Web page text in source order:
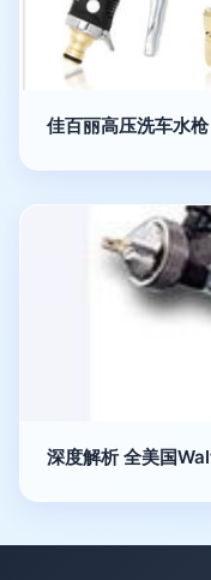
佳百丽高压洗车水
深度解析 全美国